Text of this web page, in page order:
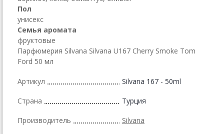
Пол
унисекс
Семья аромата
фруктовые
Парфюмерия Silvana Silvana U167 Cherry Smoke Tom
Ford 50 мл
Артикул Silvana 167 - 50ml
Страна Турция
Производитель Silvana